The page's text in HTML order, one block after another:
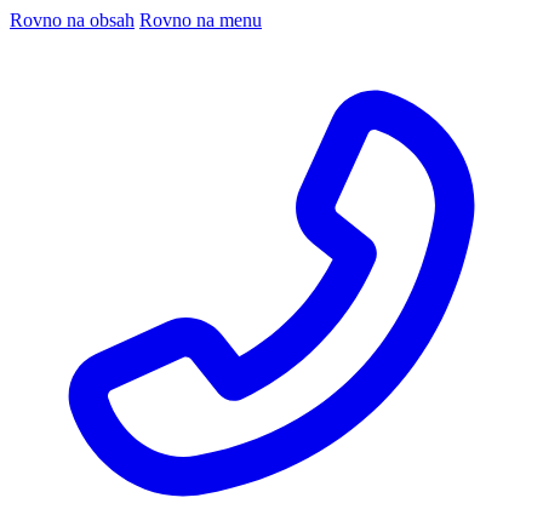
Rovno na obsah Rovno na menu